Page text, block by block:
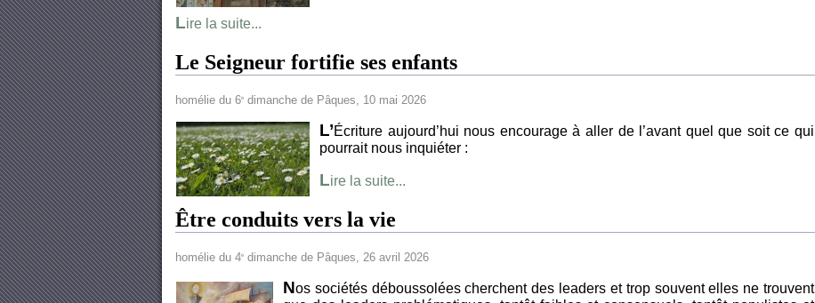
Lire la suite...
Le Seigneur fortifie ses enfants
homélie du 6e dimanche de Pâques, 10 mai 2026
L’Écriture aujourd’hui nous encourage à aller de l’avant quel que soit ce qui
pourrait nous inquiéter :
Lire la suite...
Être conduits vers la vie
homélie du 4e dimanche de Pâques, 26 avril 2026
Nos sociétés déboussolées cherchent des leaders et trop souvent elles ne trouvent